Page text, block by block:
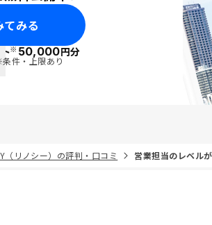
てみる
※50,000円分
件・上限あり
（リノシー）の評判・口コミ 営業担当のレベル